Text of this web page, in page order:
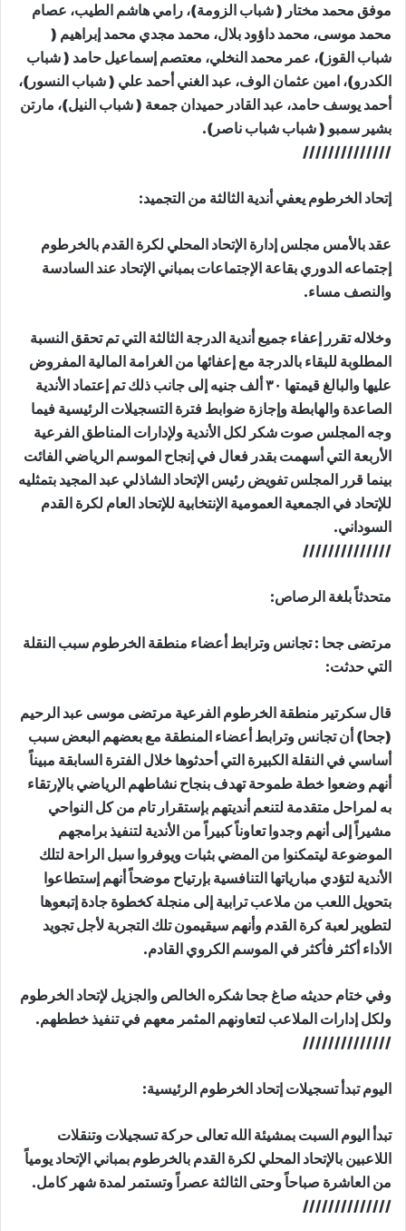
موفق محمد مختار ( شباب الزومة)، رامي هاشم الطيب، عصام
محمد موسى، محمد داؤود بلال، محمد مجدي محمد إبراهيم (
شباب القوز)، عمر محمد النخلي، معتصم إسماعيل حامد ( شباب
الكدرو)، امين عثمان الوف، عبد الغني أحمد علي ( شباب النسور)،
أحمد يوسف حامد، عبد القادر حميدان جمعة ( شباب النيل)، مارتن
بشير سمبو ( شباب شباب ناصر).
//////////////
إتحاد الخرطوم يعفي أندية الثالثة من التجميد:
عقد بالأمس مجلس إدارة الإتحاد المحلي لكرة القدم بالخرطوم
إجتماعه الدوري بقاعة الإجتماعات بمباني الإتحاد عند السادسة
والنصف مساء.
وخلاله تقرر إعفاء جميع أندية الدرجة الثالثة التي تم تحقق النسبة
المطلوبة للبقاء بالدرجة مع إعفائها من الغرامة المالية المفروض
عليها والبالغ قيمتها ٣٠ ألف جنيه إلى جانب ذلك تم إعتماد الأندية
الصاعدة والهابطة وإجازة ضوابط فترة التسجيلات الرئيسية فيما
وجه المجلس صوت شكر لكل الأندية ولإدارات المناطق الفرعية
الأربعة التي أسهمت بقدر فعال في إنجاح الموسم الرياضي الفائت
بينما قرر المجلس تفويض رئيس الإتحاد الشاذلي عبد المجيد بتمثليه
للإتحاد في الجمعية العمومية الإنتخابية للإتحاد العام لكرة القدم
السوداني.
//////////////
متحدثاً بلغة الرصاص:
مرتضى جحا : تجانس وترابط أعضاء منطقة الخرطوم سبب النقلة
التي حدثت:
قال سكرتير منطقة الخرطوم الفرعية مرتضى موسى عبد الرحيم
(جحا) أن تجانس وترابط أعضاء المنطقة مع بعضهم البعض سبب
أساسي في النقلة الكبيرة التي أحدثوها خلال الفترة السابقة مبيناً
أنهم وضعوا خطة طموحة تهدف بنجاح نشاطهم الرياضي بالإرتقاء
به لمراحل متقدمة لتنعم أنديتهم بإستقرار تام من كل النواحي
مشيراً إلى أنهم وجدوا تعاوناً كبيراً من الأندية لتنفيذ برامجهم
الموضوعة ليتمكنوا من المضي بثبات ويوفروا سبل الراحة لتلك
الأندية لتؤدي مبارياتها التنافسية بإرتياح موضحاً أنهم إستطاعوا
بتحويل اللعب من ملاعب ترابية إلى منجلة كخطوة جادة إتبعوها
لتطوير لعبة كرة القدم وأنهم سيقيمون تلك التجربة لأجل تجويد
الأداء أكثر فأكثر في الموسم الكروي القادم.
وفي ختام حديثه صاغ جحا شكره الخالص والجزيل لإتحاد الخرطوم
ولكل إدارات الملاعب لتعاونهم المثمر معهم في تنفيذ خططهم.
//////////////
اليوم تبدأ تسجيلات إتحاد الخرطوم الرئيسية:
تبدأ اليوم السبت بمشيئة الله تعالى حركة تسجيلات وتنقلات
اللاعبين بالإتحاد المحلي لكرة القدم بالخرطوم بمباني الإتحاد يومياً
من العاشرة صباحاً وحتى الثالثة عصراً وتستمر لمدة شهر كامل.
//////////////